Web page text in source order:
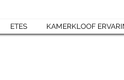
ETES KAMERKLOOF